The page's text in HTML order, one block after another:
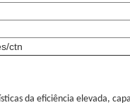
ctn
da eficiência elevada,